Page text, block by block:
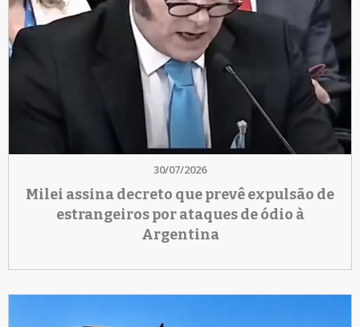
30/07/2026
Milei assina decreto que prevê expulsão de
estrangeiros por ataques de ódio à
Argentina